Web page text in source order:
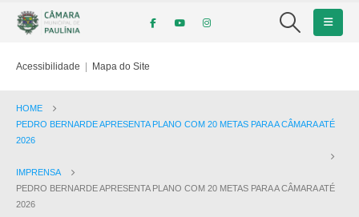
Acessibilidade | Mapa do Site
HOME
PEDRO BERNARDE APRESENTA PLANO COM 20 METAS PARA A CÂMARA ATÉ
2026
IMPRENSA
PEDRO BERNARDE APRESENTA PLANO COM 20 METAS PARA A CÂMARA ATÉ
2026